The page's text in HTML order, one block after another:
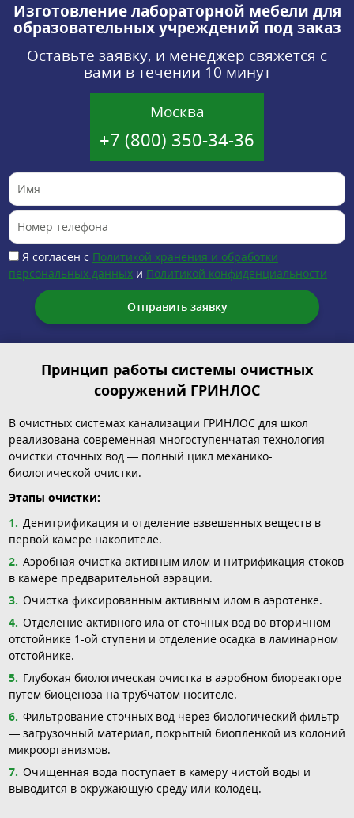
Изготовление лабораторной мебели для
образовательных учреждений под заказ
Оставьте заявку, и менеджер свяжется с
вами в течении 10 минут
Москва
+7 (800) 350-34-36
Я согласен с Политикой хранения и обработки
персональных данных и Политикой конфиденциальности
Принцип работы системы очистных
сооружений ГРИНЛОС
В очистных системах канализации ГРИНЛОС для школ
реализована современная многоступенчатая технология
очистки сточных вод — полный цикл механико-
биологической очистки.
Этапы очистки:
Денитрификация и отделение взвешенных веществ в
первой камере накопителе.
Аэробная очистка активным илом и нитрификация стоков
в камере предварительной аэрации.
Очистка фиксированным активным илом в аэротенке.
Отделение активного ила от сточных вод во вторичном
отстойнике 1-ой ступени и отделение осадка в ламинарном
отстойнике.
Глубокая биологическая очистка в аэробном биореакторе
путем биоценоза на трубчатом носителе.
Фильтрование сточных вод через биологический фильтр
— загрузочный материал, покрытый биопленкой из колоний
микроорганизмов.
Очищенная вода поступает в камеру чистой воды и
выводится в окружающую среду или колодец.